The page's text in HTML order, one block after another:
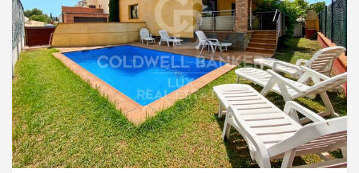
completamente equipada. Cuenta con dos dormitorios
dobles, una suite principal con baño privado y un segundo
baño con ducha. Está equipada con doble acristalamiento
en todas las ventanas, aire acondicionado con bomba de
calor, calefacción central de gasoil y descalcificador de
agua, lo que garantiza un alto nivel de confort tanto en
invierno como en verano. Una opción perfecta como
residencia habitual o como segunda vivienda para
vacaciones, con el valor añadido de disponer de licencia
turística en vigor, lo que permite alquilarla legalmente
durante temporadas y obtener rentabilidad.